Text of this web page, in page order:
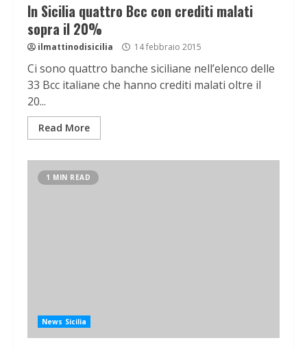
In Sicilia quattro Bcc con crediti malati
sopra il 20%
ilmattinodisicilia 14 febbraio 2015
Ci sono quattro banche siciliane nell’elenco delle
33 Bcc italiane che hanno crediti malati oltre il
20...
Read More
1 MIN READ
News Sicilia